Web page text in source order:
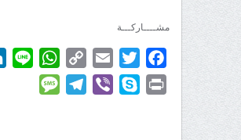
مشــــاركـــة
Facebook
Twitter
Email
Copy
Link
Print
Skype
Viber
Telegram